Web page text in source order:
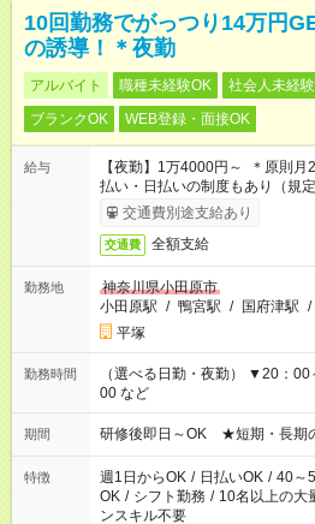
10回勤務でがっつり14万円
の誘導！＊夜勤
アルバイト 職種未経験OK 社会人未経
ブランクOK
WEB登録・面接OK
給与
【夜勤】1万4000円～ ＊原則
払い・日払いの制度もあり（規
交通費別途支給あり
交通費 全額支給
勤務地
神奈川県小田原市
小田原駅 / 鴨宮駅 / 国府津駅 /
平塚
勤務時間
（選べる日勤・夜勤） ▼20：
00 など
期間 研修後即日～OK ★短期・長期
特徴 週1日からOK / 日払いOK / 40～
OK / シフト勤務 / 10名以上の大
ンスキル不要